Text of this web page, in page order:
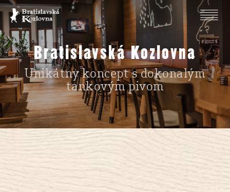
Bratislavská Kozlovna
Unikátny koncept s dokonalým
tankovým pivom